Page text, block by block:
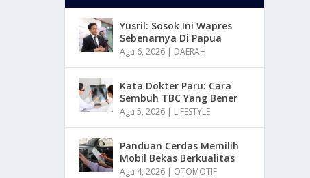
Yusril: Sosok Ini Wapres
Sebenarnya Di Papua
Agu 6, 2026 | DAERAH
Kata Dokter Paru: Cara
Sembuh TBC Yang Bener
Agu 5, 2026 | LIFESTYLE
Panduan Cerdas Memilih
Mobil Bekas Berkualitas
Agu 4, 2026 | OTOMOTIF